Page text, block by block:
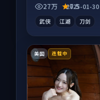
品，人物关系层层推
点。
27万 7.5
2025-01-30
武侠 江湖 刀剑
美国 连载中